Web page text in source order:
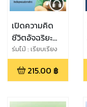
เปิดความคิด
ชีวิตอัจฉริยะ
ดร.อาจอง
ชุมสาย ณ
อยุธยา (หนังสือ
ร่มไม้ : เรียบเรียง
และคณะ
215.00 ฿